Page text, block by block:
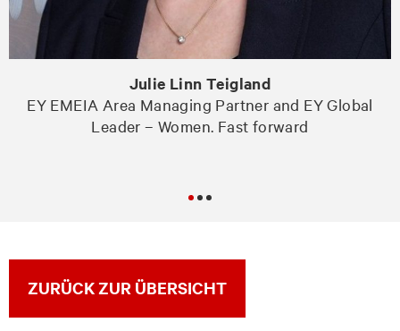
Julie Linn Teigland
EY EMEIA Area Managing Partner and EY Global
Leader – Women. Fast forward
ZURÜCK ZUR ÜBERSICHT